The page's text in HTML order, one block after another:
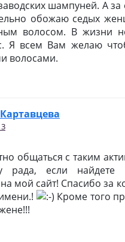
шампуней. А за
обожаю седых
волосом. В жизни
Я всем Вам желаю
волосами.
общаться с таким
рада, если найдете
на мой сайт! Спасибо за
Кроме того